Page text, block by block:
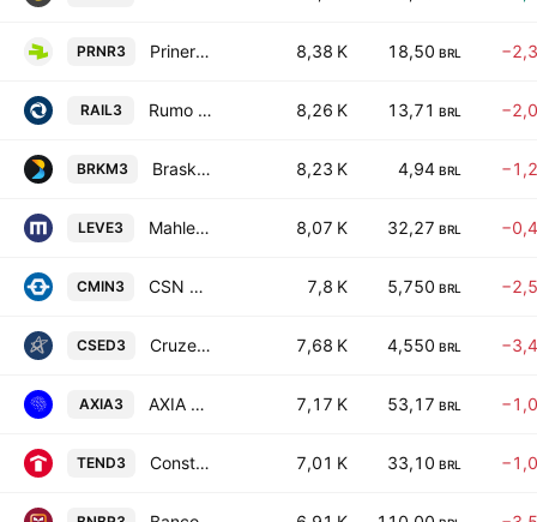
PRNR3 Priner Servicos Industriais SA 8,38 K 18,50 BRL
RAIL3 Rumo SA 8,26 K 13,71 BRL
BRKM3 Braskem S.A. 8,23 K 4,94 BRL
LEVE3 Mahle-Metal Leve S.A. 8,07 K 32,27 BRL
CMIN3 CSN Mineracao SA 7,8 K 5,750 BRL
CSED3 Cruzeiro do Sul Educacional SA 7,68 K 4,550 BRL
AXIA3 AXIA Energia SA 7,17 K 53,17 BRL
TEND3 Construtora Tenda SA 7,01 K 33,10 BRL